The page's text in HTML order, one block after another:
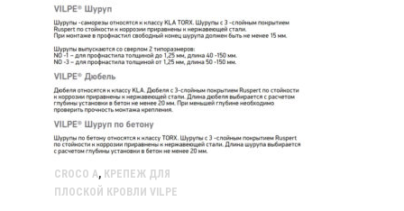
CROCO A, КРЕПЕЖ ДЛЯ
ПЛОСКОЙ КРОВЛИ VILPE